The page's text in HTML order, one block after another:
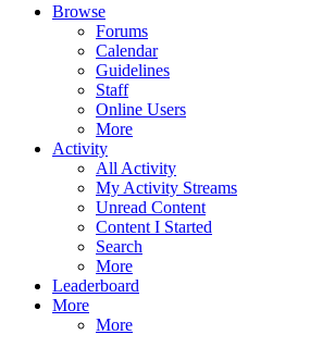
Browse
Forums
Calendar
Guidelines
Staff
Online Users
More
Activity
All Activity
My Activity Streams
Unread Content
Content I Started
Search
More
Leaderboard
More
More